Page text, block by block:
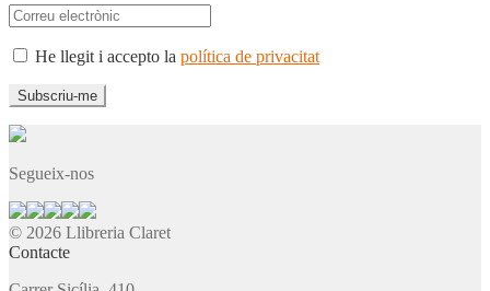
He llegit i accepto la política de privacitat
Segueix-nos
© 2026 Llibreria Claret
Contacte